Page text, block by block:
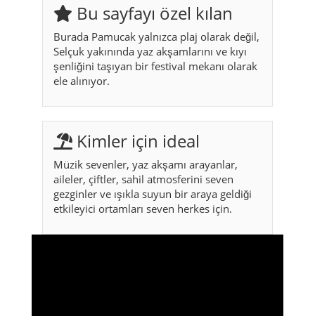
Bu sayfayı özel kılan
Burada Pamucak yalnızca plaj olarak değil,
Selçuk yakınında yaz akşamlarını ve kıyı
şenliğini taşıyan bir festival mekanı olarak
ele alınıyor.
Kimler için ideal
Müzik sevenler, yaz akşamı arayanlar,
aileler, çiftler, sahil atmosferini seven
gezginler ve ışıkla suyun bir araya geldiği
etkileyici ortamları seven herkes için.